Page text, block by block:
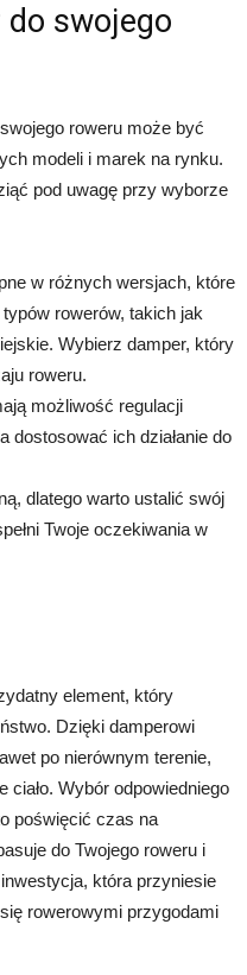
swojego
roweru może być
modeli i marek na rynku.
pod uwagę przy wyborze
w różnych wersjach, które
rowerów, takich jak
Wybierz damper, który
roweru.
możliwość regulacji
dostosować ich działanie do
dlatego warto ustalić swój
Twoje oczekiwania w
element, który
Dzięki damperowi
po nierównym terenie,
ciało. Wybór odpowiedniego
poświęcić czas na
do Twojego roweru i
która przyniesie
rowerowymi przygodami